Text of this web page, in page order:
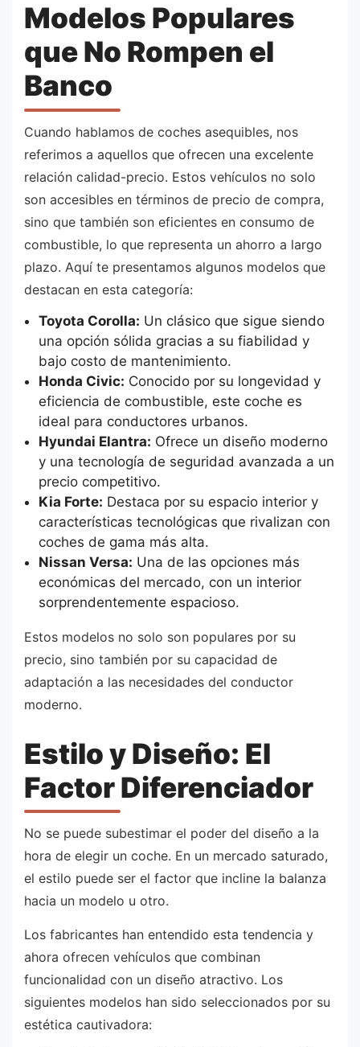
Modelos Populares
que No Rompen el
Banco
Cuando hablamos de coches asequibles, nos
referimos a aquellos que ofrecen una excelente
relación calidad-precio. Estos vehículos no solo
son accesibles en términos de precio de compra,
sino que también son eficientes en consumo de
combustible, lo que representa un ahorro a largo
plazo. Aquí te presentamos algunos modelos que
destacan en esta categoría:
Toyota Corolla: Un clásico que sigue siendo
una opción sólida gracias a su fiabilidad y
bajo costo de mantenimiento.
Honda Civic: Conocido por su longevidad y
eficiencia de combustible, este coche es
ideal para conductores urbanos.
Hyundai Elantra: Ofrece un diseño moderno
y una tecnología de seguridad avanzada a un
precio competitivo.
Kia Forte: Destaca por su espacio interior y
características tecnológicas que rivalizan con
coches de gama más alta.
Nissan Versa: Una de las opciones más
económicas del mercado, con un interior
sorprendentemente espacioso.
Estos modelos no solo son populares por su
precio, sino también por su capacidad de
adaptación a las necesidades del conductor
moderno.
Estilo y Diseño: El
Factor Diferenciador
No se puede subestimar el poder del diseño a la
hora de elegir un coche. En un mercado saturado,
el estilo puede ser el factor que incline la balanza
hacia un modelo u otro.
Los fabricantes han entendido esta tendencia y
ahora ofrecen vehículos que combinan
funcionalidad con un diseño atractivo. Los
siguientes modelos han sido seleccionados por su
estética cautivadora: